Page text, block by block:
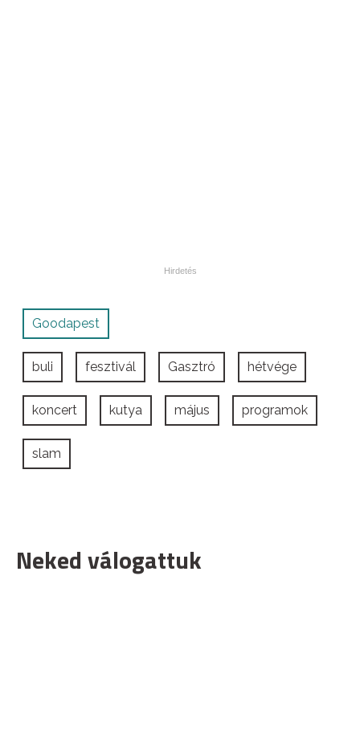
Goodapest
buli fesztivál Gasztró hétvége
koncert kutya május programok
slam
Neked válogattuk